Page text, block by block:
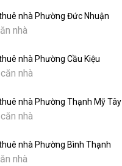
nhà Phường Đức Nhuận
nhà
nhà Phường Cầu Kiệu
nhà
nhà Phường Thạnh Mỹ Tây
nhà
nhà Phường Bình Thạnh
nhà